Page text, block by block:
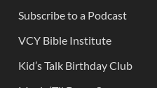
Subscribe to a Podcast
VCY Bible Institute
Kid’s Talk Birthday Club